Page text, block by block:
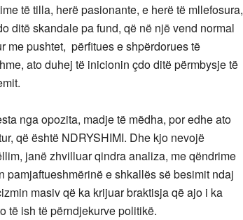
të tilla, herë pasionante, e herë të mllefosura,
ditë skandale pa fund, që në një vend normal
me pushtet, përfitues e shpërdorues të
ato duhej të inicionin çdo ditë përmbysje të
nga opozita, madje të mëdha, por edhe ato
që është NDRYSHIMI. Dhe kjo nevojë
janë zhvilluar qindra analiza, me qëndrime
pamjaftueshmërinë e shkallës së besimit ndaj
masiv që ka krijuar braktisja që ajo i ka
të ish të përndjekurve politikë.